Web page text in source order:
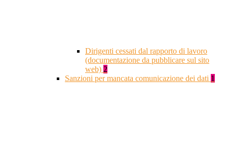
Dirigenti cessati dal rapporto di lavoro
(documentazione da pubblicare sul sito
web) 2
Sanzioni per mancata comunicazione dei dati 1